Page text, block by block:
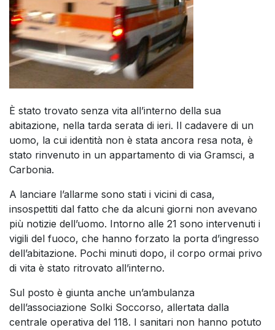
È stato trovato senza vita all’interno della sua
abitazione, nella tarda serata di ieri. Il cadavere di un
uomo, la cui identità non è stata ancora resa nota, è
stato rinvenuto in un appartamento di via Gramsci, a
Carbonia.
A lanciare l’allarme sono stati i vicini di casa,
insospettiti dal fatto che da alcuni giorni non avevano
più notizie dell’uomo. Intorno alle 21 sono intervenuti i
vigili del fuoco, che hanno forzato la porta d’ingresso
dell’abitazione. Pochi minuti dopo, il corpo ormai privo
di vita è stato ritrovato all’interno.
Sul posto è giunta anche un’ambulanza
dell’associazione Solki Soccorso, allertata dalla
centrale operativa del 118. I sanitari non hanno potuto